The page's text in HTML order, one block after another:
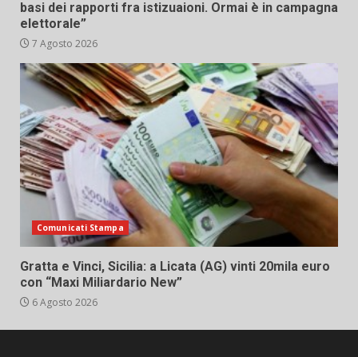
basi dei rapporti fra istizuaioni. Ormai è in campagna
elettorale”
7 Agosto 2026
Comunicati Stampa
Gratta e Vinci, Sicilia: a Licata (AG) vinti 20mila euro
con “Maxi Miliardario New”
6 Agosto 2026